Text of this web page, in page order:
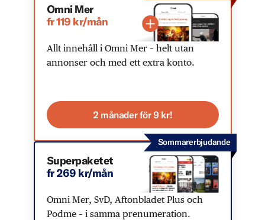
Omni Mer
fr 119 kr/mån
Allt innehåll i Omni Mer – helt utan
annonser och med ett extra konto.
2 månader för 9 kr!
Sommarerbjudande
Superpaketet
fr 269 kr/mån
Omni Mer, SvD, Aftonbladet Plus och
Podme – i samma prenumeration.